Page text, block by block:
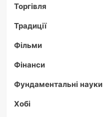
Торгівля
Традиції
Фільми
Фінанси
Фундаментальні науки
Хобі